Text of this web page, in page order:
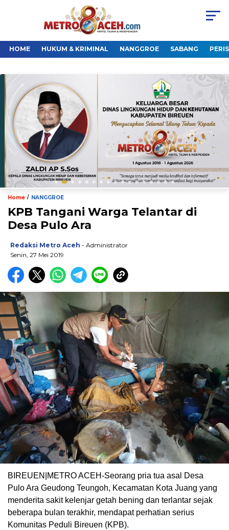
HOME HUKUM & KRIMINAL NANGGROE SABANG
Home / NANGGROE
KPB Tangani Warga Telantar di
Desa Pulo Ara
Redaksi Metro Aceh - Administrator
Senin, 27 Mei 2019
BIREUEN|METRO ACEH-Seorang pria tua asal Desa
Pulo Ara Geudong Teungoh, Kecamatan Kota Juang yang
menderita sakit kelenjar getah bening dan terlantar sejak
beberapa bulan terakhir, mendapat perhatian serius
Komunitas Peduli Bireuen (KPB).